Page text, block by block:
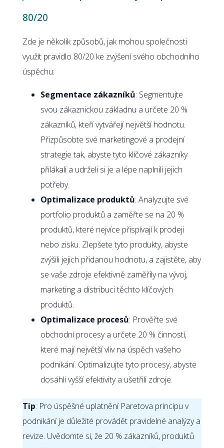
80/20
Zde je několik způsobů, jak mohou společnosti
využít pravidlo 80/20 ke zvýšení svého obchodního
úspěchu:
Segmentace zákazníků: Segmentujte
svou zákaznickou základnu a určete 20 %
zákazníků, kteří vytvářejí největší hodnotu.
Přizpůsobte své marketingové a prodejní
strategie tak, abyste tyto klíčové zákazníky
přilákali a udrželi si je a lépe naplnili jejich
potřeby.
Optimalizace produktů: Analyzujte své
portfolio produktů a zaměřte se na 20 %
produktů, které nejvíce přispívají k prodeji
nebo zisku. Zlepšete tyto produkty, abyste
zvýšili jejich přidanou hodnotu, a zajistěte, aby
se vaše zdroje efektivně zaměřily na vývoj,
marketing a distribuci těchto klíčových
produktů.
Optimalizace procesů: Prověřte své
obchodní procesy a určete 20 % činností,
které mají největší vliv na úspěch vašeho
podnikání. Optimalizujte tyto procesy, abyste
dosáhli vyšší efektivity a ušetřili zdroje.
Tip: Pro úspěšné uplatnění Paretova principu v
podnikání je důležité provádět pravidelné analýzy a
revize. Uvědomte si, že 20 % zákazníků, produktů